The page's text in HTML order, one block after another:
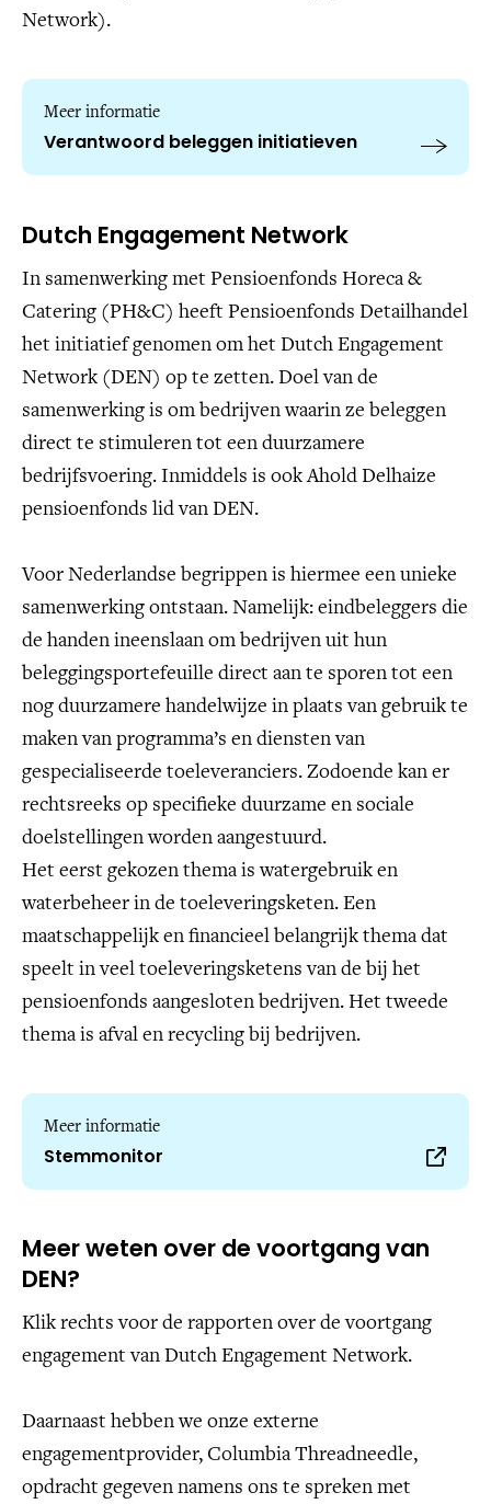
Network).
Meer informatie
Verantwoord beleggen initiatieven
Dutch Engagement Network
In samenwerking met Pensioenfonds Horeca &
Catering (PH&C) heeft Pensioenfonds Detailhandel
het initiatief genomen om het Dutch Engagement
Network (DEN) op te zetten. Doel van de
samenwerking is om bedrijven waarin ze beleggen
direct te stimuleren tot een duurzamere
bedrijfsvoering. Inmiddels is ook Ahold Delhaize
pensioenfonds lid van DEN.
Voor Nederlandse begrippen is hiermee een unieke
samenwerking ontstaan. Namelijk: eindbeleggers die
de handen ineenslaan om bedrijven uit hun
beleggingsportefeuille direct aan te sporen tot een
nog duurzamere handelwijze in plaats van gebruik te
maken van programma’s en diensten van
gespecialiseerde toeleveranciers. Zodoende kan er
rechtsreeks op specifieke duurzame en sociale
doelstellingen worden aangestuurd.
Het eerst gekozen thema is watergebruik en
waterbeheer in de toeleveringsketen. Een
maatschappelijk en financieel belangrijk thema dat
speelt in veel toeleveringsketens van de bij het
pensioenfonds aangesloten bedrijven. Het tweede
thema is afval en recycling bij bedrijven.
Meer informatie
Stemmonitor
Meer weten over de voortgang van
DEN?
Klik rechts voor de rapporten over de voortgang
engagement van Dutch Engagement Network.
Daarnaast hebben we onze externe
engagementprovider, Columbia Threadneedle,
opdracht gegeven namens ons te spreken met